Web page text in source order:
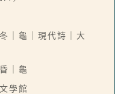
｜龜｜現代詩｜大
｜龜
學館